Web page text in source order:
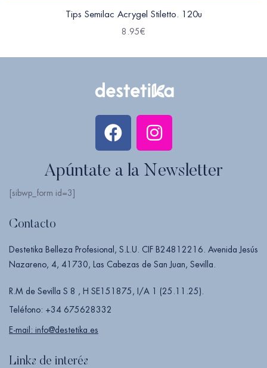
Tips Semilac Acrygel Stiletto. 120u
8.95€
Apúntate a la Newsletter
[sibwp_form id=3]
Contacto
Destetika Belleza Profesional, S.L.U. CIF B24812216. Avenida Jesús
Nazareno, 4, 41730, Las Cabezas de San Juan, Sevilla.
R.M de Sevilla S 8 , H SE151875, I/A 1 (25.11.25).
Teléfono: +34 675628332
E-mail: info@destetika.es
Links de interés